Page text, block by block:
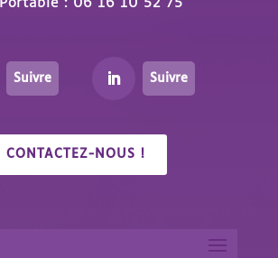
Portable : 06 16 10 52 75
Suivre Suivre
CONTACTEZ-NOUS !